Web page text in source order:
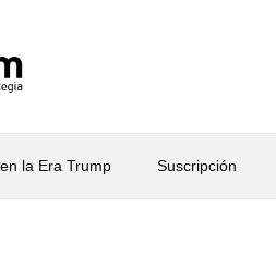
la Era Trump Suscripción